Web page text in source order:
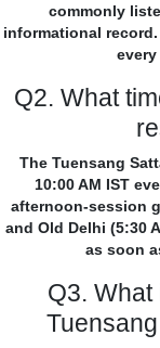
commonly
informational
Q2. What
The Tuensang
10:00 AM IST
afternoon-session
and Old Delhi (5:30
as soon
Q3.